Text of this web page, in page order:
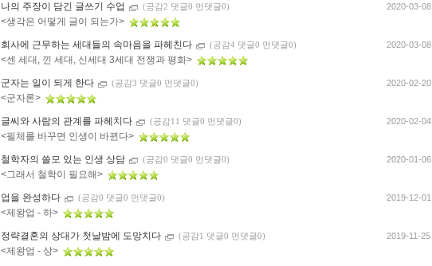
나의 주장이 담긴 글쓰기 수업 (공감2 댓글0 먼댓글0)
<생각은 어떻게 글이 되는가>
2020-03-08
회사에 근무하는 세대들의 속마음을 파헤친다 (공감4 댓글0 먼댓글0)
<센 세대, 낀 세대, 신세대 3세대 전쟁과 평화>
2020-03-08
군자는 일이 되게 한다 (공감3 댓글0 먼댓글0)
<군자론>
2020-02-20
글씨와 사람의 관계를 파헤치다 (공감11 댓글0 먼댓글0)
<필체를 바꾸면 인생이 바뀐다>
2020-02-04
철학자의 쓸모 있는 인생 상담 (공감0 댓글0 먼댓글0)
<그래서 철학이 필요해>
2020-01-06
업을 완성하다 (공감0 댓글0 먼댓글0)
<제왕업 - 하>
2019-12-01
정략결혼의 상대가 첫날밤에 도망치다 (공감1 댓글0 먼댓글0)
<제왕업 - 상>
2019-11-25